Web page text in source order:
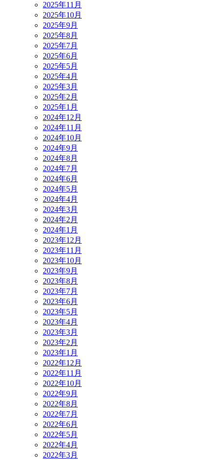
2025年11月
2025年10月
2025年9月
2025年8月
2025年7月
2025年6月
2025年5月
2025年4月
2025年3月
2025年2月
2025年1月
2024年12月
2024年11月
2024年10月
2024年9月
2024年8月
2024年7月
2024年6月
2024年5月
2024年4月
2024年3月
2024年2月
2024年1月
2023年12月
2023年11月
2023年10月
2023年9月
2023年8月
2023年7月
2023年6月
2023年5月
2023年4月
2023年3月
2023年2月
2023年1月
2022年12月
2022年11月
2022年10月
2022年9月
2022年8月
2022年7月
2022年6月
2022年5月
2022年4月
2022年3月